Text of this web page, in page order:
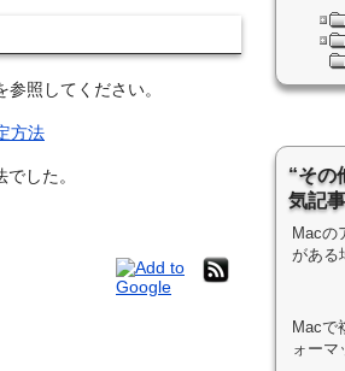
照してください。
方法
した。
“その
気記事
Macの
がある
Macで
ォーマ